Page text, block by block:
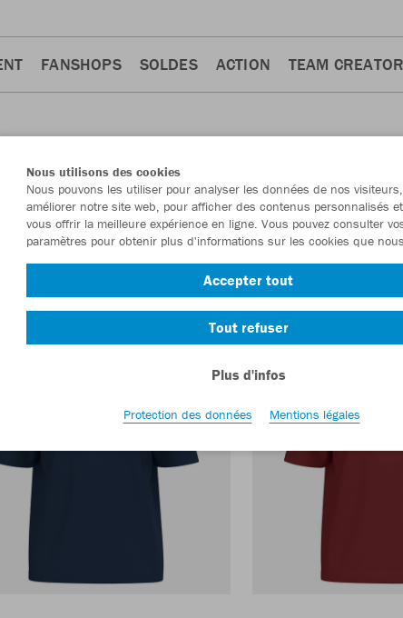
FANSHOPS SOLDES ACTION TEAM CREATOR
29 Vestes 25 Shorts 16 Pantalons 7 Ziptops 7
Nous utilisons des cookies
Nous pouvons les utiliser pour analyser les données de nos
améliorer notre site web, pour afficher des contenus personnalisés
vous offrir la meilleure expérience en ligne. Vous pouvez consulter
paramètres pour obtenir plus d'informations sur les cookies que
Accepter tout
Tout refuser
Plus d'infos
Protection des données Mentions légales